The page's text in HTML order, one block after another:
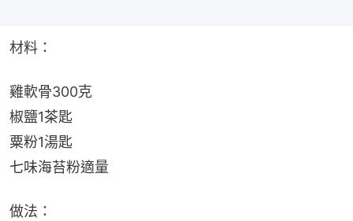
材料：
雞軟骨300克
椒鹽1茶匙
粟粉1湯匙
七味海苔粉適量
做法：